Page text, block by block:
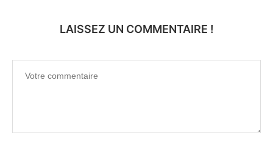
LAISSEZ UN COMMENTAIRE !